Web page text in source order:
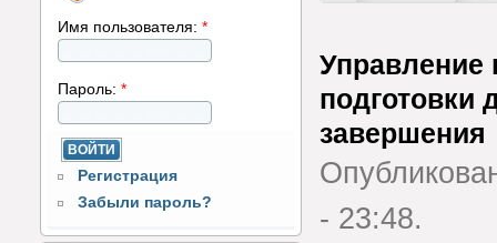
Имя пользователя: *
Пароль: *
Регистрация
Забыли пароль?
Управление
подготовки
завершения
- 23:48.